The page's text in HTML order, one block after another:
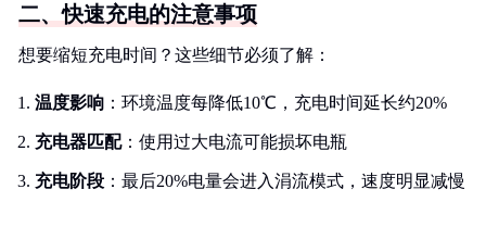
二、快速充电的注意事项
想要缩短充电时间？这些细节必须了解：
温度影响 ：环境温度每降低10℃，充电时间延长约20%
充电器匹配：使用过大电流可能损坏电瓶
充电阶段 ：最后20%电量会进入涓流模式，速度明显减慢